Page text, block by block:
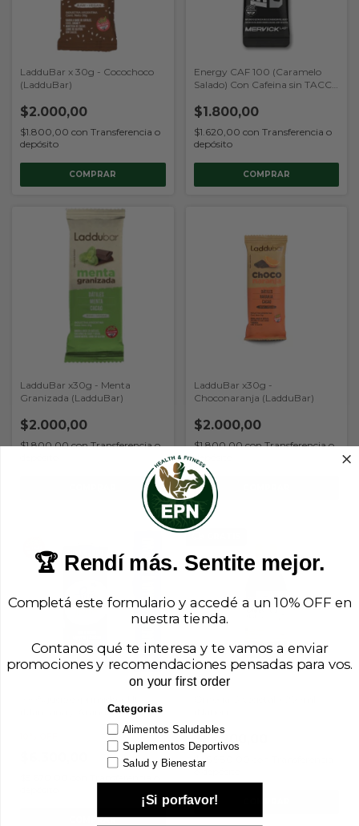
LadduBar x 30g - Cocochoco
(LadduBar)
$2.000,00
$1.800,00 con Transferencia o
depósito
COMPRAR
Energy CAF 100 (Caramelo
Salado) Con Cafeina sin TACC
$1.800,00
$1.620,00 con Transferencia o
depósito
LadduBar x30g - Menta
Granizada (LadduBar)
$2.000,00
$1.800,00con Transferencia o
LadduBar x30g -
Choconaranja (LadduBar)
$2.000,00
$1.800,00con Transferencia o
depósito
(Manzana y Arandanos) (Pura
$7.000,00
$52.200,00
$46.980,00
o depósito
🏆 Rendí más. Sentite mejor.
Completá este formulario y accedé a un 10% OFF en
nuestra tienda.
Contanos qué te interesa y te vamos a enviar
promociones y recomendaciones pensadas para vos.
on your first order
Categorias
Alimentos Saludables
Suplementos Deportivos
Salud y Bienestar
¡Si porfavor!